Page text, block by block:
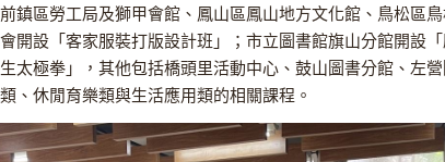
鎮區勞工局及獅甲會館、鳳山區鳳山地方文化館、鳥松區
開設「客家服裝打版設計班」；市立圖書館旗山分館開設
太極拳」，其他包括橋頭里活動中心、鼓山圖書分館、左
、休閒育樂類與生活應用類的相關課程。